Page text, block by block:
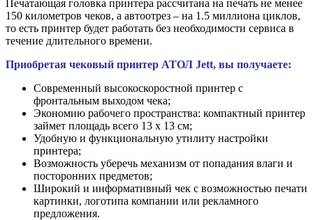
Печатающая головка принтера рассчитана на печать не менее
150 километров чеков, а автоотрез – на 1.5 миллиона циклов,
то есть принтер будет работать без необходимости сервиса в
течение длительного времени.
Приобретая чековый принтер АТОЛ Jett, вы получаете:
Современный высокоскоростной принтер с
фронтальным выходом чека;
Экономию рабочего пространства: компактный принтер
займет площадь всего 13 х 13 см;
Удобную и функциональную утилиту настройки
принтера;
Возможность уберечь механизм от попадания влаги и
посторонних предметов;
Широкий и информативный чек с возможностью печати
картинки, логотипа компании или рекламного
предложения.